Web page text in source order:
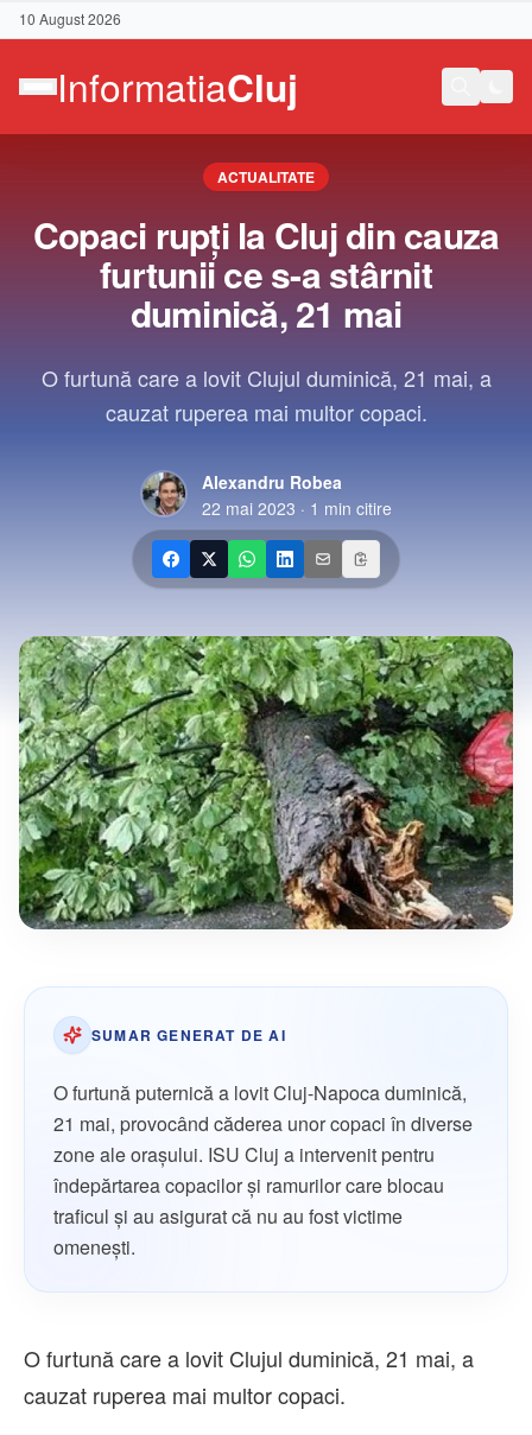
10 August 2026
ACTUALITATE
Copaci rupți la Cluj din cauza
furtunii ce s-a stârnit
duminică, 21 mai
O furtună care a lovit Clujul duminică, 21 mai, a
cauzat ruperea mai multor copaci.
Alexandru Robea
22 mai 2023 · 1 min citire
SUMAR GENERAT DE AI
O furtună puternică a lovit Cluj-Napoca duminică,
21 mai, provocând căderea unor copaci în diverse
zone ale orașului. ISU Cluj a intervenit pentru
îndepărtarea copacilor și ramurilor care blocau
traficul și au asigurat că nu au fost victime
omenești.
O furtună care a lovit Clujul duminică, 21 mai, a
cauzat ruperea mai multor copaci.